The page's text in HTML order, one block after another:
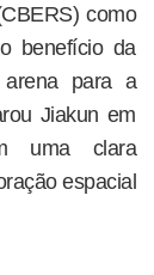
como
benefício da
para a
Jiakun em
uma clara
espacial